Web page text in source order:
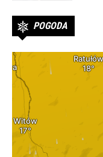
POGODA